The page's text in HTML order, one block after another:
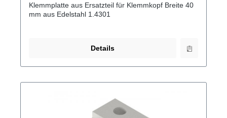
Klemmplatte aus Ersatzteil für Klemmkopf Breite 40
mm aus Edelstahl 1.4301
Details